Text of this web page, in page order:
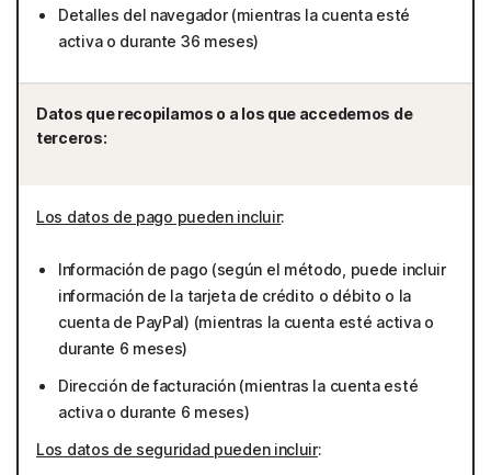
Detalles del navegador (mientras la cuenta esté
activa o durante 36 meses)
Datos que recopilamos o a los que accedemos de
terceros:
Los datos de pago pueden incluir:
Información de pago (según el método, puede incluir
información de la tarjeta de crédito o débito o la
cuenta de PayPal) (mientras la cuenta esté activa o
durante 6 meses)
Dirección de facturación (mientras la cuenta esté
activa o durante 6 meses)
Los datos de seguridad pueden incluir: